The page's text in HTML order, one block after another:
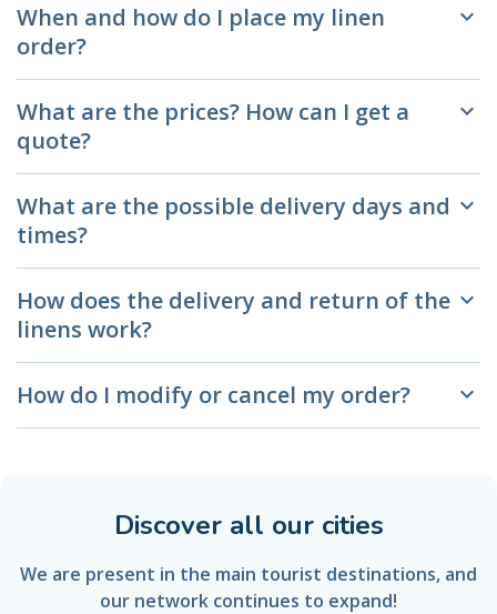
When and how do I place my linen
order?
keyboard_arrow_down
What are the prices? How can I get a
quote?
keyboard_arrow_down
What are the possible delivery days and
times?
keyboard_arrow_down
How does the delivery and return of the
linens work?
keyboard_arrow_down
How do I modify or cancel my order? keyboard_arrow_down
Discover all our cities
We are present in the main tourist destinations, and
our network continues to expand!